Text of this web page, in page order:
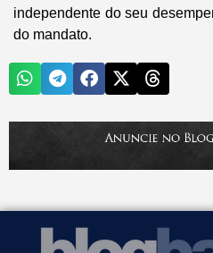
independente do seu
do mandato.